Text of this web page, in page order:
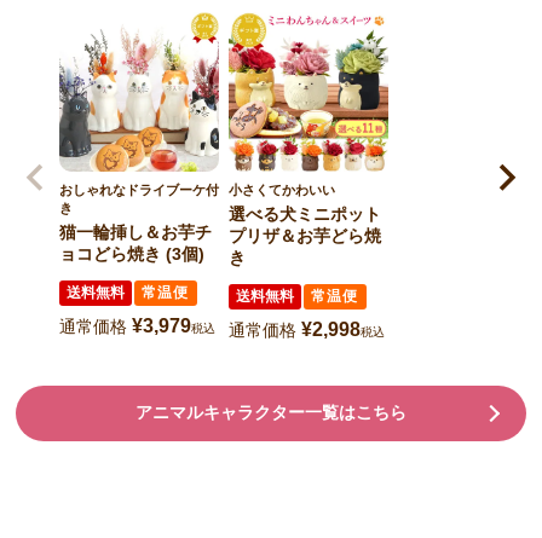
おしゃれなドライブーケ付
き
猫一輪挿し＆お芋チ
ョコどら焼き (3個)
送料無料 常温便
通常価格 ¥3,979税込
小さくてかわいい
選べる犬ミニポット
プリザ＆お芋どら焼
き
送料無料 常温便
通常価格 ¥2,998税込
アニマルキャラクター一覧はこちら